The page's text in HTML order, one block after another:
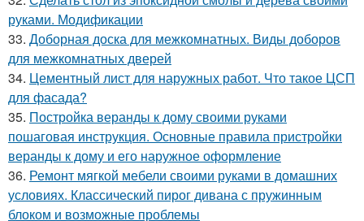
руками. Модификации
33. Доборная доска для межкомнатных. Виды доборов
для межкомнатных дверей
34. Цементный лист для наружных работ. Что такое ЦСП
для фасада?
35. Постройка веранды к дому своими руками
пошаговая инструкция. Основные правила пристройки
веранды к дому и его наружное оформление
36. Ремонт мягкой мебели своими руками в домашних
условиях. Классический пирог дивана с пружинным
блоком и возможные проблемы